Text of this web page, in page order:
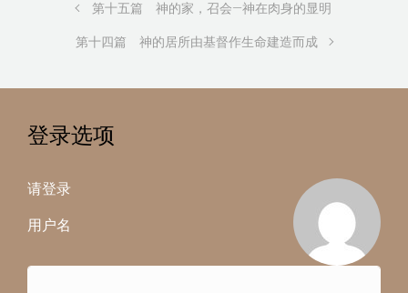
第十五篇 神的家，召会—神在肉身的显明
第十四篇 神的居所由基督作生命建造而成
登录选项
请登录
用户名